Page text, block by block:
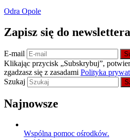
Odra Opole
Zapisz się do
E-mail
Klikając przycisk „Subskrybuj”,
zgadzasz się z zasadami Polityka
Szukaj
Najnowsze
Wspólna pomoc ośrodków.